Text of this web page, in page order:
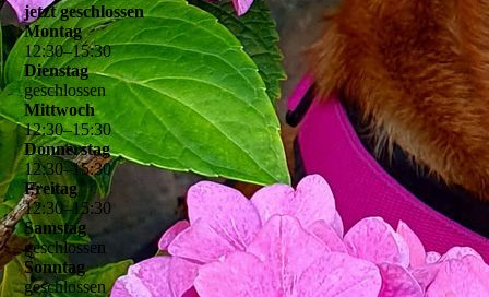
jetzt geschlossen
Montag
12:30–15:30
Dienstag
geschlossen
Mittwoch
12:30–15:30
Donnerstag
12:30–15:30
Freitag
12:30–15:30
Samstag
geschlossen
Sonntag
geschlossen